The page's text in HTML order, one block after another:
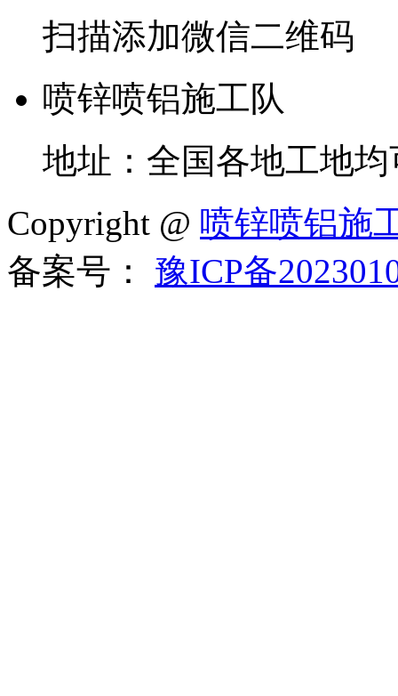
扫描添加微信二维码
喷锌喷铝施工队
地址：全国各地工地均
Copyright @ 喷锌喷铝施
备案号： 豫ICP备